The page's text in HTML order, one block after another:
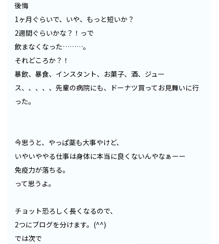
後悔
1ヶ月ぐらいで、いや、もっと短いか？
2週間ぐらいかな？！っで
飲まなくなった………。
それどころか？！
暴飲、暴食、インスタント、お菓子、酒、ジュー
ス、、、、、先輩の病院にも、ドーナツ買ってお見舞いに行
った。
今思うと、やっぱ薬も大事やけど、
いやいややる仕事は身体に本当に良くないんやなぁーー
免疫力が落ちる。
って思うよ。
チョット恐ろしく長くなるので、
2つにブログを分けます。(^^)
では次で